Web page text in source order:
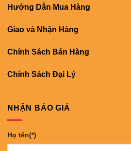
Hướng Dẫn Mua Hàng
Giao và Nhận Hàng
Chính Sách Bán Hàng
Chính Sách Đại Lý
NHẬN BÁO GIÁ
Họ tên(*)